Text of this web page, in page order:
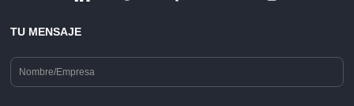
TU MENSAJE